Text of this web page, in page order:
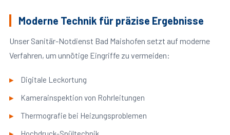
Moderne Technik für präzise Ergebnisse
Unser Sanitär-Notdienst Bad Maishofen setzt auf moderne
Verfahren, um unnötige Eingriffe zu vermeiden:
Digitale Leckortung
Kamerainspektion von Rohrleitungen
Thermografie bei Heizungsproblemen